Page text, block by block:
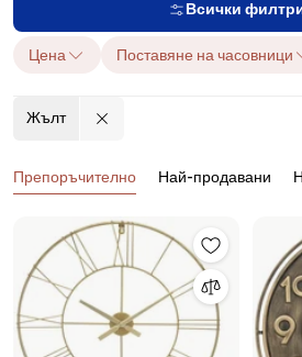
Всички
Цена Поставяне на часовници
Жълт
Продукти
Препоръчително Най-продавани